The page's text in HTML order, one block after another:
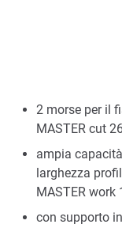
2 morse per il
MASTER cut
ampia
larghezza
MASTER work
con supporto